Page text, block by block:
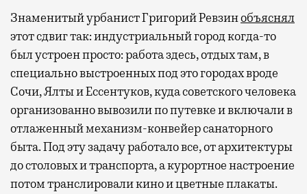
Знаменитый урбанист Григорий Ревзинобъяснял
этот сдвиг так: индустриальный город когда-то
был устроен просто: работа здесь, отдых там, в
специально выстроенных под это городах вроде
Сочи, Ялты и Ессентуков, куда советского человека
организованно вывозили по путевке и включали в
отлаженный механизм-конвейер санаторного
быта. Под эту задачу работало все, от архитектуры
до столовых и транспорта, а курортное настроение
потом транслировали кино и цветные плакаты.